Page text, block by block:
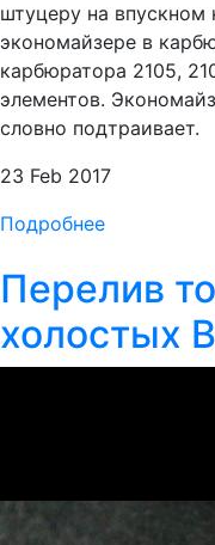
штуцеру на впускном
экономайзере в
карбюратора 2105,
элементов.
словно подтраивает.
23 Feb 2017
Подробнее
Перелив
холостых